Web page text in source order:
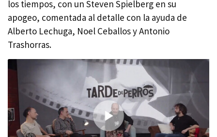
los tiempos, con un Steven Spielberg en su
apogeo, comentada al detalle con la ayuda de
Alberto Lechuga, Noel Ceballos y Antonio
Trashorras.